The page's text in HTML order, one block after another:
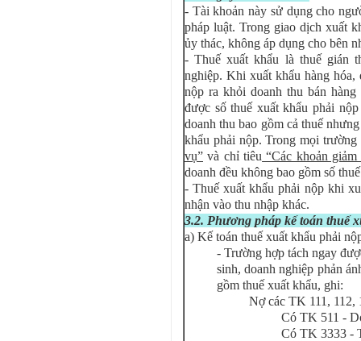
- Tài khoản này sử dụng cho
pháp luật. Trong giao dịch xuất
ủy thác, không áp dụng cho bên
- Thuế xuất khẩu là thuế gián
nghiệp. Khi xuất khẩu hàng hóa,
nộp ra khỏi doanh thu bán
được số thuế xuất khẩu phải
doanh thu bao gồm cả thuế
khẩu phải nộp. Trong mọi trường
vụ” và chỉ tiêu “Các khoản
doanh đều không bao gồm số
- Thuế xuất khẩu phải nộp khi
nhận vào thu nhập khác.
3.2. Phương pháp kế toán thuế
a) Kế toán thuế xuất khẩu phải
- Trường hợp tách ngay
sinh, doanh nghiệp phản
gồm thuế xuất khẩu, ghi:
Nợ các TK 111, 112,
Có TK 511 -
Có TK 3333 -